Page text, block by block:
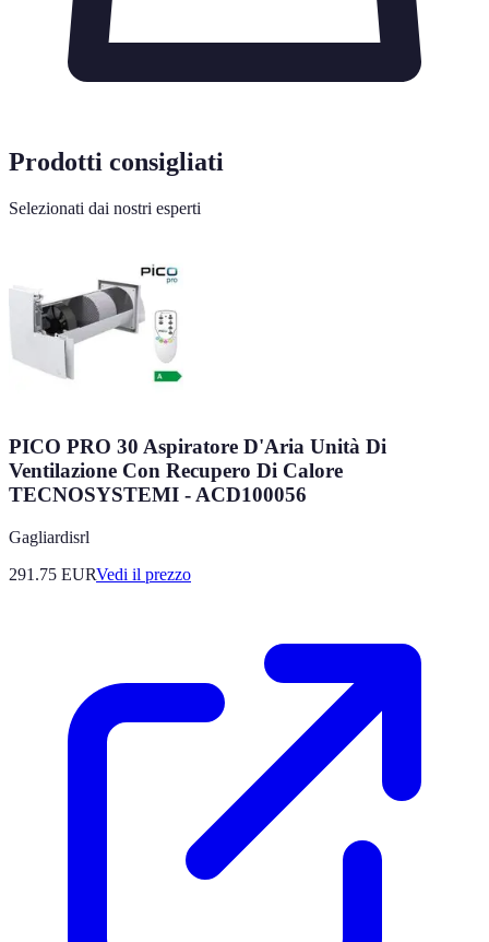
Prodotti consigliati
Selezionati dai nostri esperti
PICO PRO 30 Aspiratore D'Aria Unità Di
Ventilazione Con Recupero Di Calore
TECNOSYSTEMI - ACD100056
Gagliardisrl
291.75 EURVedi il prezzo